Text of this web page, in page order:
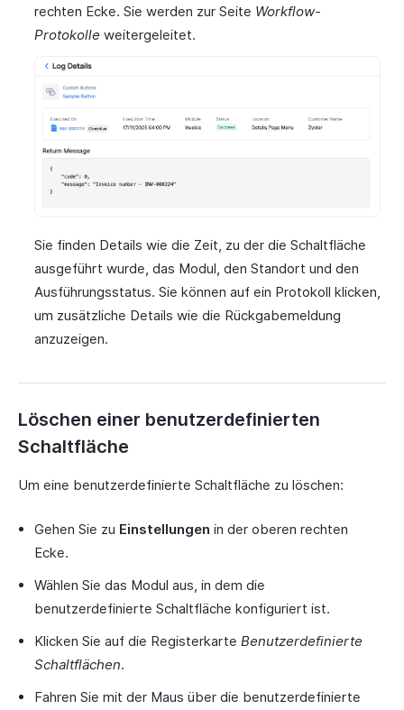
rechten Ecke. Sie werden zur Seite Workflow-
Protokolle weitergeleitet.
Sie finden Details wie die Zeit, zu der die Schaltfläche
ausgeführt wurde, das Modul, den Standort und den
Ausführungsstatus. Sie können auf ein Protokoll klicken,
um zusätzliche Details wie die Rückgabemeldung
anzuzeigen.
Löschen einer benutzerdefinierten
Schaltfläche
Um eine benutzerdefinierte Schaltfläche zu löschen:
Gehen Sie zu Einstellungen in der oberen rechten
Ecke.
Wählen Sie das Modul aus, in dem die
benutzerdefinierte Schaltfläche konfiguriert ist.
Klicken Sie auf die Registerkarte Benutzerdefinierte
Schaltflächen.
Fahren Sie mit der Maus über die benutzerdefinierte